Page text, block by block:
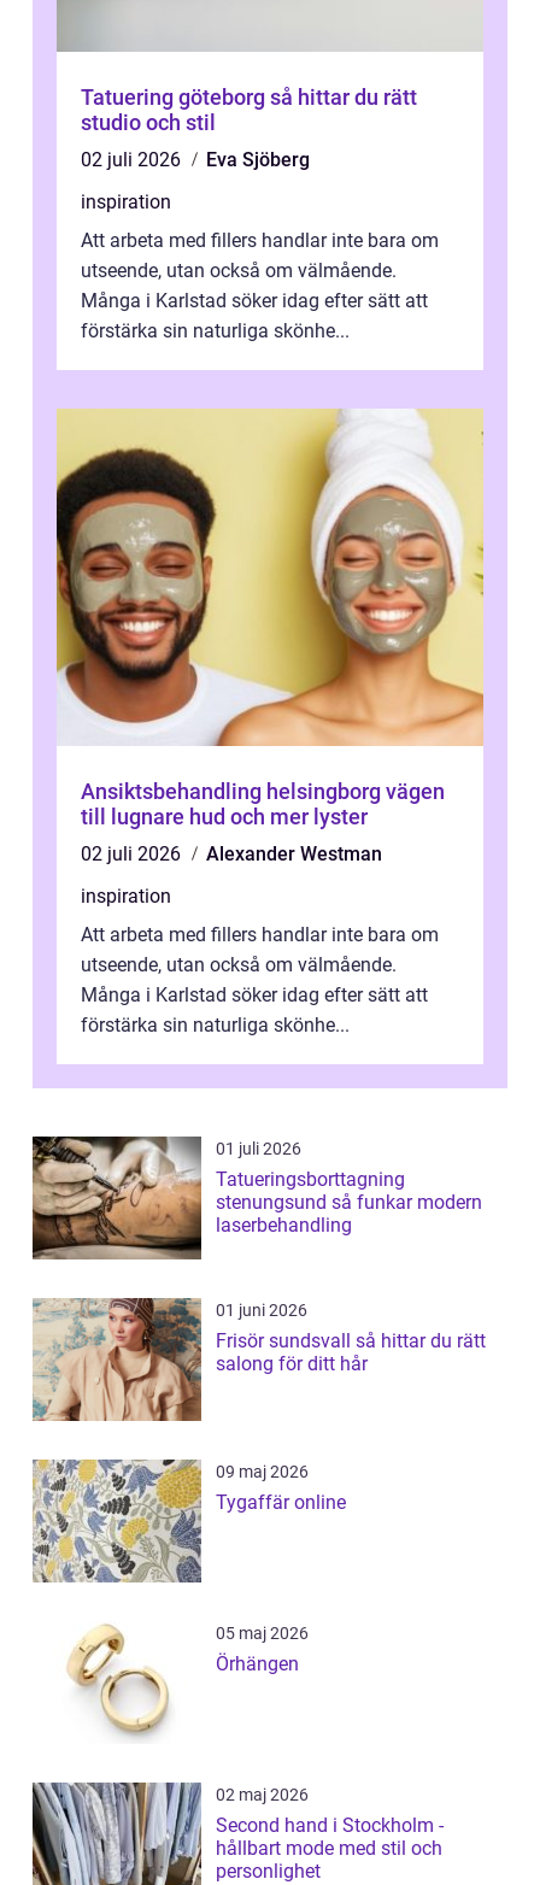
Tatuering göteborg så hittar du rätt
studio och stil
02 juli 2026
Eva Sjöberg
inspiration
Att arbeta med fillers handlar inte bara om
utseende, utan också om välmående.
Många i Karlstad söker idag efter sätt att
förstärka sin naturliga skönhe...
Ansiktsbehandling helsingborg vägen
till lugnare hud och mer lyster
02 juli 2026
Alexander Westman
inspiration
Att arbeta med fillers handlar inte bara om
utseende, utan också om välmående.
Många i Karlstad söker idag efter sätt att
förstärka sin naturliga skönhe...
01 juli 2026
Tatueringsborttagning
stenungsund så funkar modern
laserbehandling
01 juni 2026
Frisör sundsvall så hittar du rätt
salong för ditt hår
09 maj 2026
Tygaffär online
05 maj 2026
Örhängen
02 maj 2026
Second hand i Stockholm -
hållbart mode med stil och
personlighet